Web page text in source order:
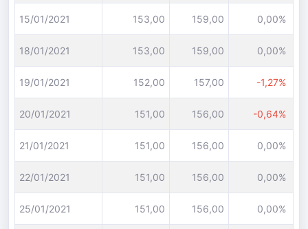
15/01/2021 153,00 159,00 0,00%
18/01/2021 153,00 159,00 0,00%
19/01/2021 152,00 157,00 -1,27%
20/01/2021 151,00 156,00 -0,64%
21/01/2021 151,00 156,00 0,00%
22/01/2021 151,00 156,00 0,00%
25/01/2021 151,00 156,00 0,00%